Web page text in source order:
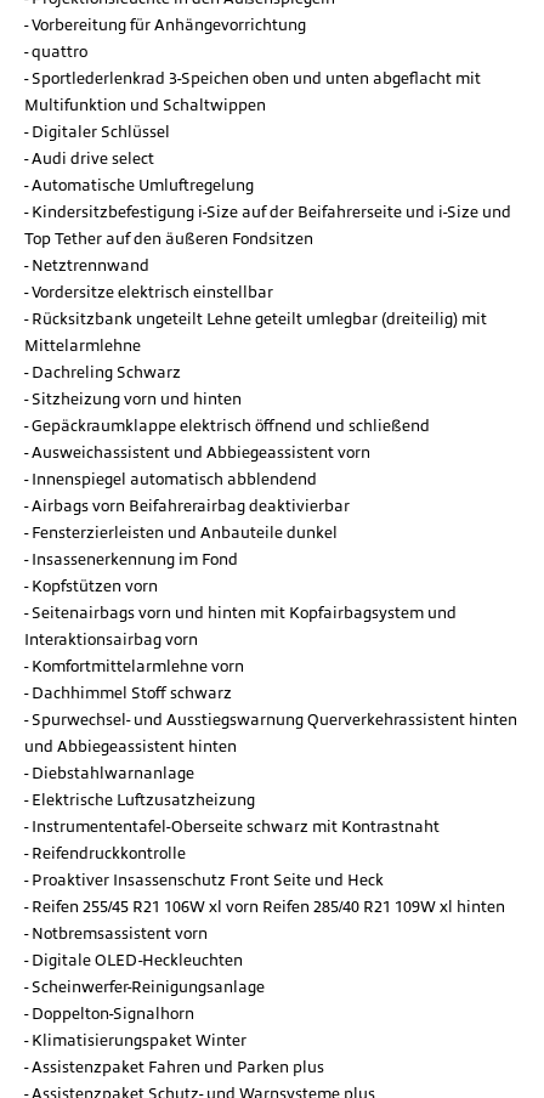
Vorbereitung für Anhängevorrichtung
quattro
Sportlederlenkrad 3-Speichen oben und unten abgeflacht mit
Multifunktion und Schaltwippen
Digitaler Schlüssel
Audi drive select
Automatische Umluftregelung
Kindersitzbefestigung i-Size auf der Beifahrerseite und i-Size und
Top Tether auf den äußeren Fondsitzen
Netztrennwand
Vordersitze elektrisch einstellbar
Rücksitzbank ungeteilt Lehne geteilt umlegbar (dreiteilig) mit
Mittelarmlehne
Dachreling Schwarz
Sitzheizung vorn und hinten
Gepäckraumklappe elektrisch öffnend und schließend
Ausweichassistent und Abbiegeassistent vorn
Innenspiegel automatisch abblendend
Airbags vorn Beifahrerairbag deaktivierbar
Fensterzierleisten und Anbauteile dunkel
Insassenerkennung im Fond
Kopfstützen vorn
Seitenairbags vorn und hinten mit Kopfairbagsystem und
Interaktionsairbag vorn
Komfortmittelarmlehne vorn
Dachhimmel Stoff schwarz
Spurwechsel- und Ausstiegswarnung Querverkehrassistent hinten
und Abbiegeassistent hinten
Diebstahlwarnanlage
Elektrische Luftzusatzheizung
Instrumententafel-Oberseite schwarz mit Kontrastnaht
Reifendruckkontrolle
Proaktiver Insassenschutz Front Seite und Heck
Reifen 255/45 R21 106W xl vorn Reifen 285/40 R21 109W xl hinten
Notbremsassistent vorn
Digitale OLED-Heckleuchten
Scheinwerfer-Reinigungsanlage
Doppelton-Signalhorn
Klimatisierungspaket Winter
Assistenzpaket Fahren und Parken plus
Assistenzpaket Schutz- und Warnsysteme plus